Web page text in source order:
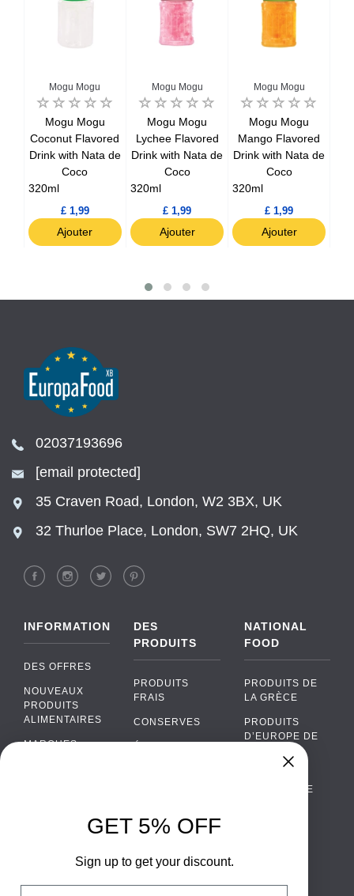
Mogu Mogu
Mogu Mogu
Coconut Flavored
Drink with Nata de
Coco
320ml
£ 1,99
Ajouter
Mogu Mogu
Mogu Mogu
Lychee Flavored
Drink with Nata de
Coco
320ml
£ 1,99
Ajouter
Mogu Mogu
Mogu Mogu
Mango Flavored
Drink with Nata de
Coco
320ml
£ 1,99
Ajouter
02037193696
[email protected]
35 Craven Road, London, W2 3BX, UK
32 Thurloe Place, London, SW7 2HQ, UK
INFORMATION
DES OFFRES
NOUVEAUX
PRODUITS
ALIMENTAIRES
MARQUES
CONTACTEZ
DES
PRODUITS
PRODUITS
FRAIS
CONSERVES
ALCOOL
ALIMENTAIRES
NATIONAL
FOOD
PRODUITS DE
LA GRÈCE
PRODUITS
D’EUROPE DE
PORTUGAISE
WhatsApp
Facebook Messenger
GET 5% OFF
Sign up to get your discount.